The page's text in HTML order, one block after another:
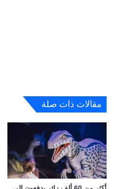
مقالات ذات صلة